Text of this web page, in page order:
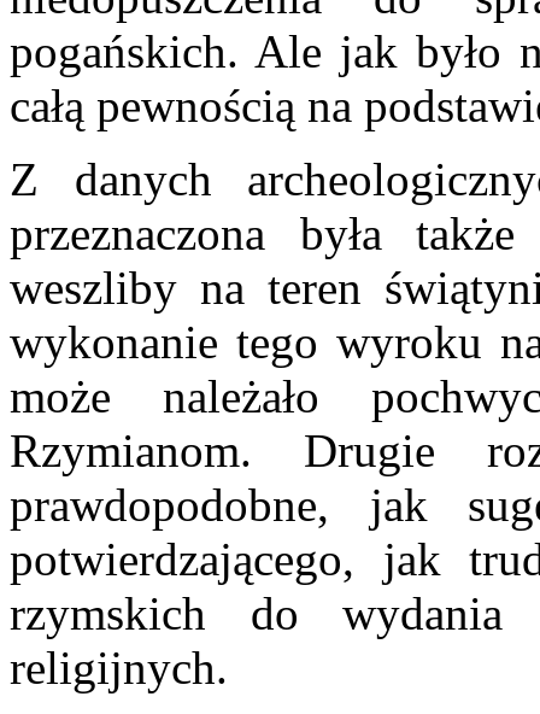
pogańskich. Ale jak było
całą pewnością na
Z danych
przeznaczona była
weszliby na teren
wykonanie tego wyroku
może należało
Rzymianom. Drugie
prawdopodobne, jak
potwierdzającego, jak
rzymskich do
religijnych.